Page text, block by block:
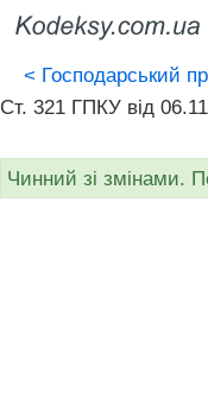
< Господарський
Ст. 321 ГПКУ від
Чинний зі змінами.